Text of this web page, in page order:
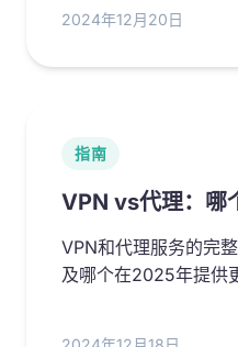
2024年12月20日
指南
VPN vs代理：哪
VPN和代理服务的完
及哪个在2025年提供